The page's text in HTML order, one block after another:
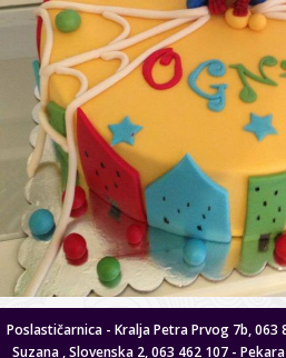
Poslastičarnica - Kralja Petra Prvog 7b, 063
Suzana , Slovenska 2, 063 462 107 -